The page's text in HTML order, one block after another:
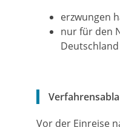
erzwungen
nur für den
Vor der Einreise